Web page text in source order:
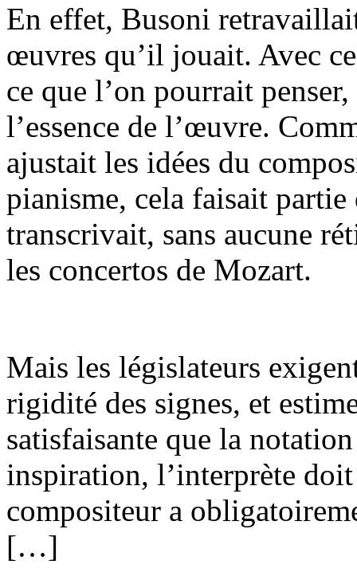
En effet, Busoni
œuvres qu’il jouait. Avec
ce que l’on pourrait
l’essence de l’œuvre.
ajustait les idées du
pianisme, cela faisait
transcrivait, sans aucune
les concertos de Mozart.
Mais les législateurs
rigidité des signes, et
satisfaisante que la
inspiration, l’interprète
compositeur a
[…]